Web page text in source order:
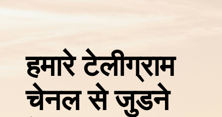
हमारे टेलीग्राम
चेनल से जुडने